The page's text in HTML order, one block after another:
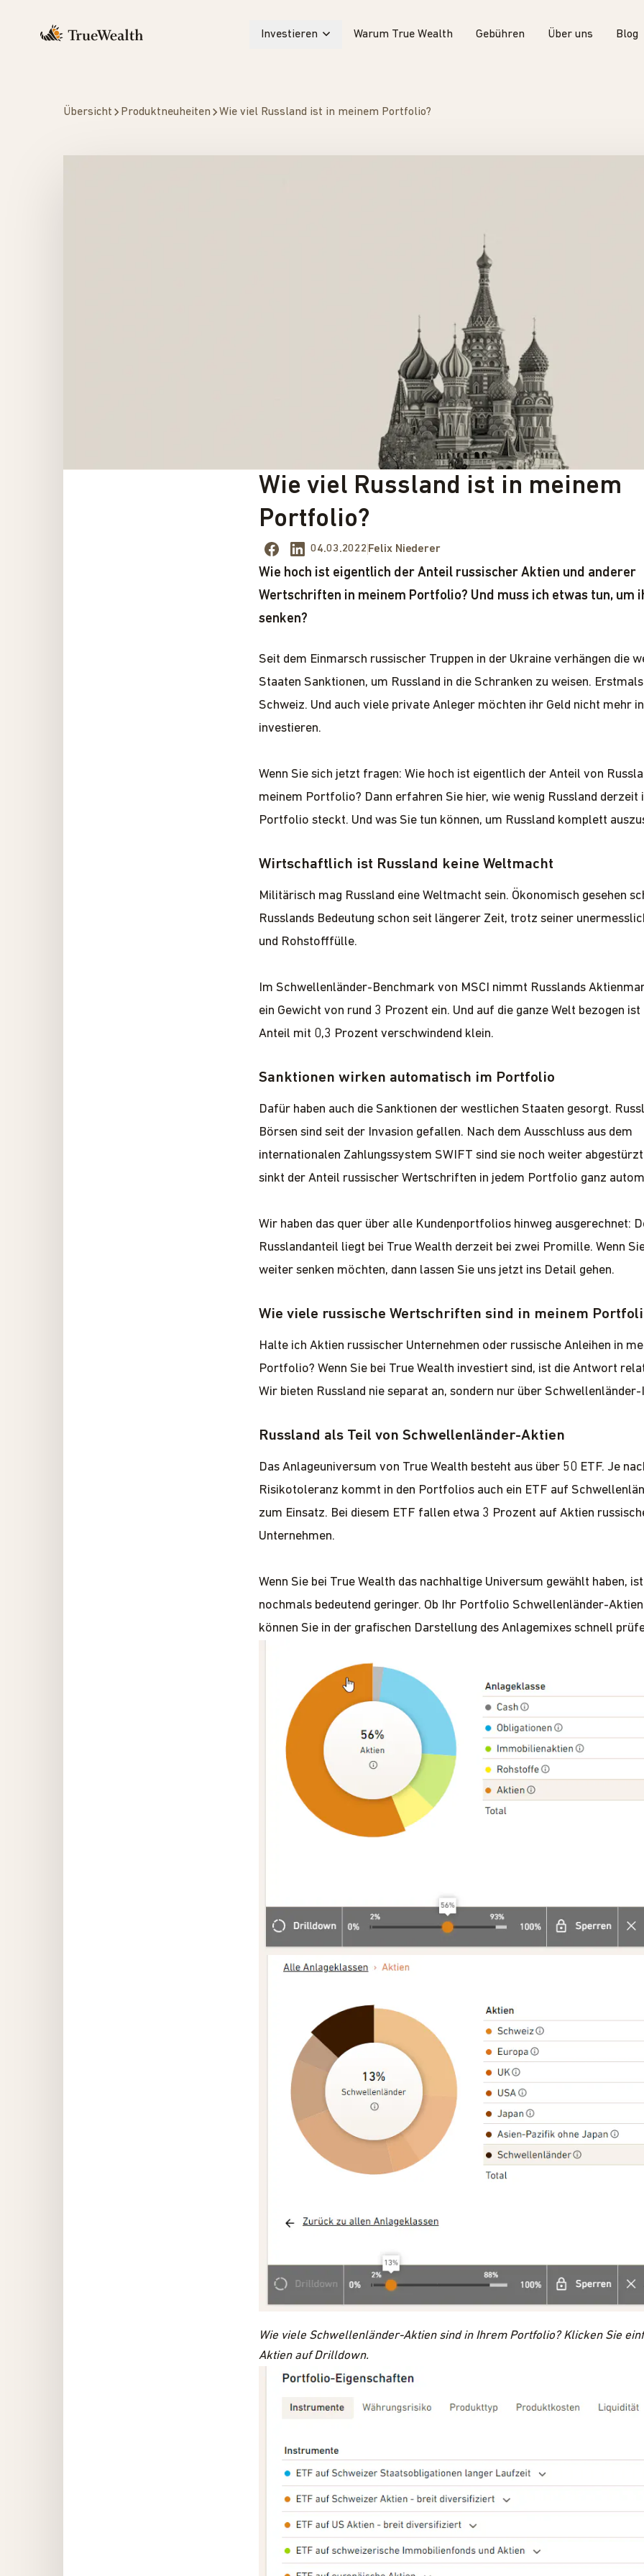
Investieren Warum True Wealth Gebühren Über uns Blog
Übersicht Produktneuheiten Wie viel Russland ist in meinem Portfolio?
Wie viel Russland ist in meinem
Portfolio?
04.03.2022 Felix Niederer
Wie hoch ist eigentlich der Anteil russischer Aktien und anderer
Wertschriften in meinem Portfolio? Und muss ich etwas tun, um
senken?
Seit dem Einmarsch russischer Truppen in der Ukraine verhängen die
Staaten Sanktionen, um Russland in die Schranken zu weisen.
Schweiz. Und auch viele private Anleger möchten ihr Geld nicht mehr
investieren.
Wenn Sie sich jetzt fragen: Wie hoch ist eigentlich der Anteil von
meinem Portfolio? Dann erfahren Sie hier, wie wenig Russland derzeit
Portfolio steckt. Und was Sie tun können, um Russland komplett
Wirtschaftlich ist Russland keine Weltmacht
Militärisch mag Russland eine Weltmacht sein. Ökonomisch gesehen
Russlands Bedeutung schon seit längerer Zeit, trotz seiner
und Rohstofffülle.
Im Schwellenländer-Benchmark von MSCI nimmt Russlands
ein Gewicht von rund 3 Prozent ein. Und auf die ganze Welt bezogen ist
Anteil mit 0,3 Prozent verschwindend klein.
Sanktionen wirken automatisch im Portfolio
Dafür haben auch die Sanktionen der westlichen Staaten gesorgt.
Börsen sind seit der Invasion gefallen. Nach dem Ausschluss aus dem
internationalen Zahlungssystem SWIFT sind sie noch weiter
sinkt der Anteil russischer Wertschriften in jedem Portfolio ganz
Wir haben das quer über alle Kundenportfolios hinweg ausgerechnet:
Russlandanteil liegt bei True Wealth derzeit bei zwei Promille. Wenn
weiter senken möchten, dann lassen Sie uns jetzt ins Detail gehen.
Wie viele russische Wertschriften sind in meinem
Halte ich Aktien russischer Unternehmen oder russische Anleihen in
Portfolio? Wenn Sie bei True Wealth investiert sind, ist die Antwort
Wir bieten Russland nie separat an, sondern nur über Schwellenländer-
Russland als Teil von Schwellenländer-Aktien
Das Anlageuniversum von True Wealth besteht aus über 50 ETF. Je
Risikotoleranz kommt in den Portfolios auch ein ETF auf
zum Einsatz. Bei diesem ETF fallen etwa 3 Prozent auf Aktien
Unternehmen.
Wenn Sie bei True Wealth das nachhaltige Universum gewählt haben,
nochmals bedeutend geringer. Ob Ihr Portfolio Schwellenländer-
können Sie in der grafischen Darstellung des Anlagemixes schnell
Wie viele Schwellenländer-Aktien sind in Ihrem Portfolio? Klicken Sie
Aktien auf Drilldown.